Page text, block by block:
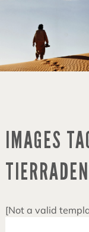
IMAGES
[Not a valid